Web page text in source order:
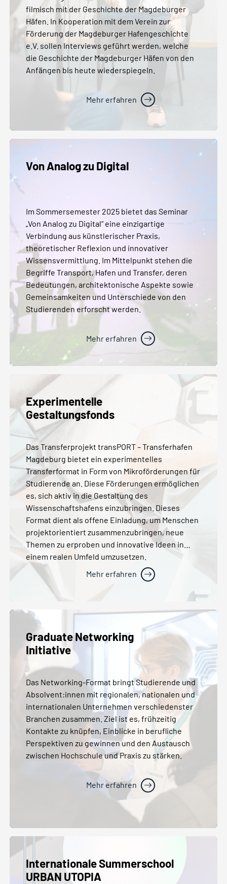
filmisch mit der Geschichte der Magdeburger
Häfen. In Kooperation mit dem Verein zur
Förderung der Magdeburger Hafengeschichte
e.V. sollen Interviews geführt werden, welche
die Geschichte der Magdeburger Häfen von den
Anfängen bis heute wiederspiegeln.
Mehr erfahren
Von Analog zu Digital
Im Sommersemester 2025 bietet das Seminar
„Von Analog zu Digital“ eine einzigartige
Verbindung aus künstlerischer Praxis,
theoretischer Reflexion und innovativer
Wissensvermittlung. Im Mittelpunkt stehen die
Begriffe Transport, Hafen und Transfer, deren
Bedeutungen, architektonische Aspekte sowie
Gemeinsamkeiten und Unterschiede von den
Studierenden erforscht werden.
Mehr erfahren
Experimentelle
Gestaltungsfonds
Das Transferprojekt transPORT – Transferhafen
Magdeburg bietet ein experimentelles
Transferformat in Form von Mikroförderungen für
Studierende an. Diese Förderungen ermöglichen
es, sich aktiv in die Gestaltung des
Wissenschaftshafens einzubringen. Dieses
Format dient als offene Einladung, um Menschen
projektorientiert zusammenzubringen, neue
Themen zu erproben und innovative Ideen in
einem realen Umfeld umzusetzen.
Mehr erfahren
Graduate Networking
Initiative
Das Networking-Format bringt Studierende und
Absolvent:innen mit regionalen, nationalen und
internationalen Unternehmen verschiedenster
Branchen zusammen. Ziel ist es, frühzeitig
Kontakte zu knüpfen, Einblicke in berufliche
Perspektiven zu gewinnen und den Austausch
zwischen Hochschule und Praxis zu stärken.
Mehr erfahren
Internationale Summerschool
URBAN UTOPIA